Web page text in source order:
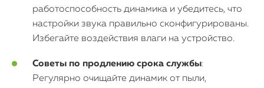
работоспособность динамика и убедитесь, что
настройки звука правильно сконфигурированы.
Избегайте воздействия влаги на устройство.
Советы по продлению срока службы:
Регулярно очищайте динамик от пыли,